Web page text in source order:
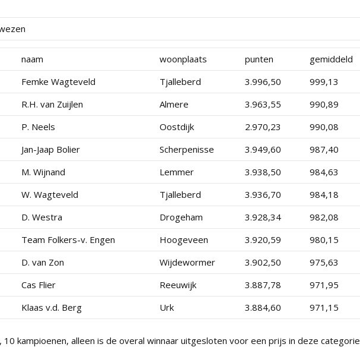
naam woonplaats punten
gemiddeld
Femke Wagteveld Tjalleberd 3.996,50
999,13
R.H. van Zuijlen Almere 3.963,55
990,89
P. Neels Oostdijk 2.970,23
990,08
Jan-Jaap Bolier Scherpenisse 3.949,60
987,40
M. Wijnand Lemmer 3.938,50
984,63
W. Wagteveld Tjalleberd 3.936,70
984,18
D. Westra Drogeham 3.928,34
982,08
Team Folkers-v. Engen Hoogeveen 3.920,59
980,15
D. van Zon Wijdewormer 3.902,50
975,63
Cas Flier Reeuwijk 3.887,78
971,95
Klaas v.d. Berg Urk 3.884,60 971,15
10 kampioenen, alleen is de overal winnaar uitgesloten voor een prijs in deze categorie